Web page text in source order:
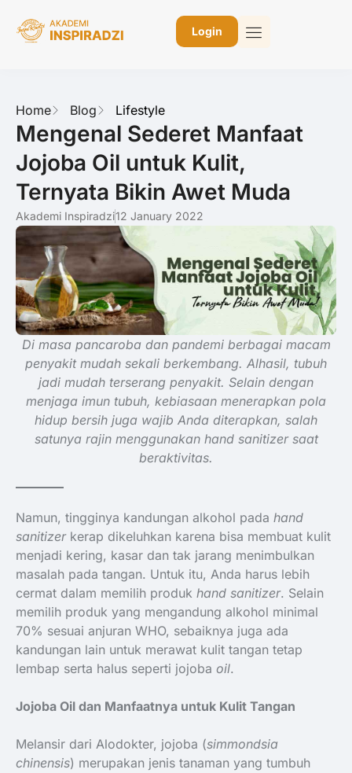
Login
Home Blog Lifestyle
Mengenal Sederet Manfaat
Jojoba Oil untuk Kulit,
Ternyata Bikin Awet Muda
Akademi Inspiradzi12 January 2022
Di masa pancaroba dan pandemi berbagai macam
penyakit mudah sekali berkembang. Alhasil, tubuh
jadi mudah terserang penyakit. Selain dengan
menjaga imun tubuh, kebiasaan menerapkan pola
hidup bersih juga wajib Anda diterapkan, salah
satunya rajin menggunakan hand sanitizer saat
beraktivitas.
Namun, tingginya kandungan alkohol pada hand
sanitizerkerap dikeluhkan karena bisa membuat kulit
menjadi kering, kasar dan tak jarang menimbulkan
masalah pada tangan. Untuk itu, Anda harus lebih
cermat dalam memilih produk hand sanitizer. Selain
memilih produk yang mengandung alkohol minimal
70% sesuai anjuran WHO, sebaiknya juga ada
kandungan lain untuk merawat kulit tangan tetap
lembap serta halus seperti jojoba oil.
Jojoba Oil dan Manfaatnya untuk Kulit Tangan
Melansir dari Alodokter, jojoba (simmondsia
chinensis) merupakan jenis tanaman yang tumbuh